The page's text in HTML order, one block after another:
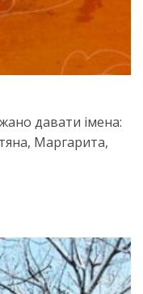
давати імена:
Маргарита,